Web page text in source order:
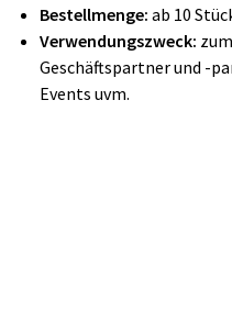
Bestellmenge: ab 10
Verwendungszweck:
Geschäftspartner und -
Events uvm.